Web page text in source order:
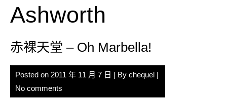
Ashworth
赤裸天堂 – Oh Marbella!
Posted on 2011 年 11 月 7 日 | By chequel |
No comments